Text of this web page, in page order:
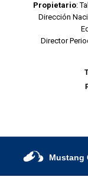
Propietario:
Dirección
Director
Mustang